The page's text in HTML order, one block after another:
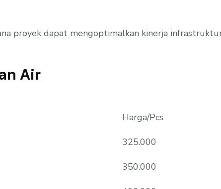
proyek dapat mengoptimalkan kinerja
Air
Harga/Pcs
325.000
350.000